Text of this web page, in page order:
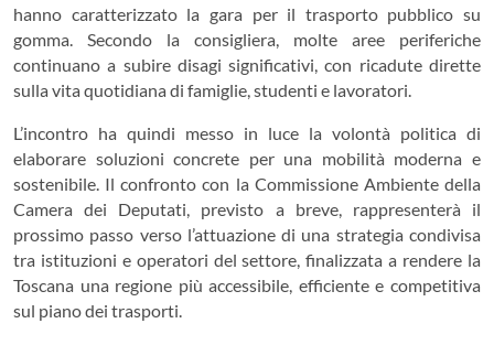
hanno caratterizzato la gara per il trasporto pubblico su
gomma. Secondo la consigliera, molte aree periferiche
continuano a subire disagi significativi, con ricadute dirette
sulla vita quotidiana di famiglie, studenti e lavoratori.
L’incontro ha quindi messo in luce la volontà politica di
elaborare soluzioni concrete per una mobilità moderna e
sostenibile. Il confronto con la Commissione Ambiente della
Camera dei Deputati, previsto a breve, rappresenterà il
prossimo passo verso l’attuazione di una strategia condivisa
tra istituzioni e operatori del settore, finalizzata a rendere la
Toscana una regione più accessibile, efficiente e competitiva
sul piano dei trasporti.